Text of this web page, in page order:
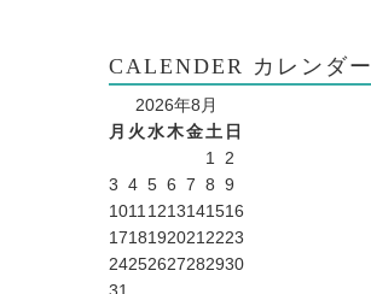
CALENDER カレンダー
2026年8月
月 火水木金土 日
1
2
3 4 5 6 7 8 9
1011 1213141516
1718192021 2223
24252627282930